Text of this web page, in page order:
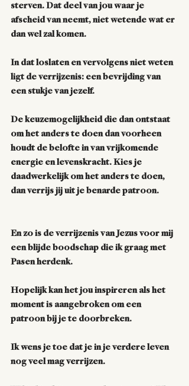
sterven. Dat deel van jou waar je
afscheid van neemt, niet wetende wat er
dan wel zal komen.
In dat loslaten en vervolgens niet weten
ligt de verrijzenis: een bevrijding van
een stukje van jezelf.
De keuzemogelijkheid die dan ontstaat
om het anders te doen dan voorheen
houdt de belofte in van vrijkomende
energie en levenskracht. Kies je
daadwerkelijk om het anders te doen,
dan verrijs jij uit je benarde patroon.
En zo is de verrijzenis van Jezus voor mij
een blijde boodschap die ik graag met
Pasen herdenk.
Hopelijk kan het jou inspireren als het
moment is aangebroken om een
patroon bij je te doorbreken.
Ik wens je toe dat je in je verdere leven
nog veel mag verrijzen.